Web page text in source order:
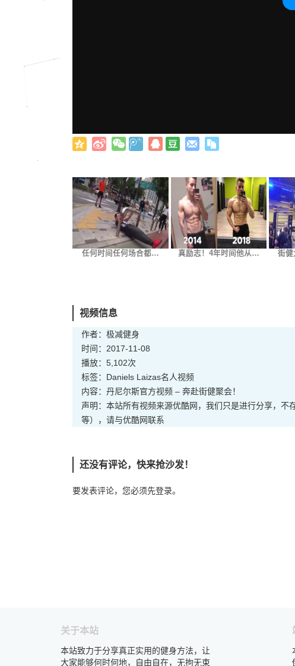
任何时间任何场合都… 真励志！4年时间他从… 街
视频信息
作者：极减健身
时间：2017-11-08
播放：5,102次
标签： Daniels Laizas名人视频
内容：丹尼尔斯官方视频 – 奔赴街健聚会！
声明：本站所有视频来源优酷网，我们只是进行分享，
等），请与优酷网联系
还没有评论，快来抢沙发！
要发表评论，您必须先登录。
关于本站
本站致力于分享真正实用的健身方法，让
大家能够何时何地，自由自在，无拘无束